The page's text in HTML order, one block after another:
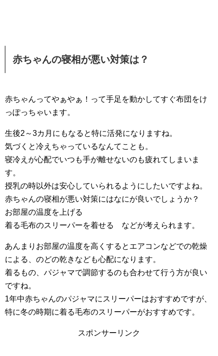
赤ちゃんの寝相が悪い対策は？
赤ちゃんってやぁやぁ！って手足を動かしてすぐ布団をけ
っぽっちゃいます。
生後2～3カ月にもなると特に活発になりますね。
気づくと冷えちゃっているなんてことも。
寝冷えが心配でいつも手が離せないのも疲れてしまいま
す。
授乳の時以外は安心していられるようにしたいですよね。
赤ちゃんの寝相が悪い対策にはなにが良いでしょうか？
お部屋の温度を上げる
着る毛布のスリーパーを着せる などが考えられます。
あんまりお部屋の温度を高くするとエアコンなどでの乾燥
による、のどの乾きなども心配になります。
着るもの、パジャマで調節するのも合わせて行う方が良い
ですね。
1年中赤ちゃんのパジャマにスリーパーはおすすめですが、
特に冬の時期に着る毛布のスリーパーがおすすめです。
スポンサーリンク